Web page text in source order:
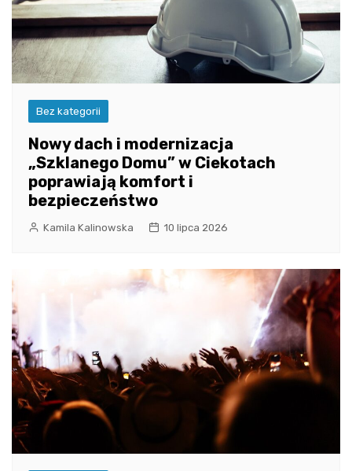
Bez kategorii
Nowy dach i modernizacja
„Szklanego Domu” w Ciekotach
poprawiają komfort i
bezpieczeństwo
Kamila Kalinowska 10 lipca 2026